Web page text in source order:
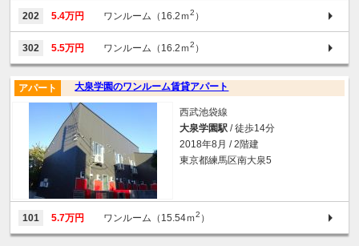
202 5.4万円 ワンルーム（16.2ｍ2 ）
302 5.5万円 ワンルーム（16.2ｍ2 ）
大泉学園のワンルーム賃貸アパート
アパート
西武池袋線
大泉学園駅 / 徒歩14分
2018年8月 / 2階建
東京都練馬区南大泉5
101 5.7万円 ワンルーム（15.54ｍ2 ）